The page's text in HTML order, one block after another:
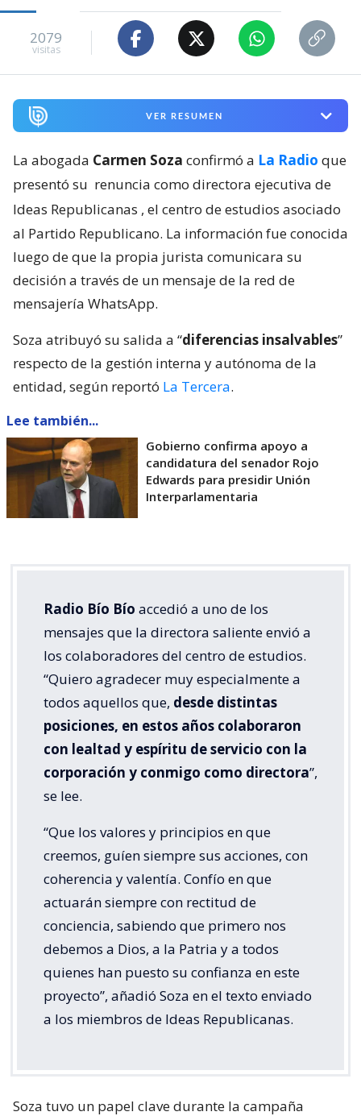
2079
visitas
VER RESUMEN
La abogada Carmen Soza confirmó a La Radio que
presentó su renuncia como directora ejecutiva de
Ideas Republicanas , el centro de estudios asociado
al Partido Republicano. La información fue conocida
luego de que la propia jurista comunicara su
decisión a través de un mensaje de la red de
mensajería WhatsApp.
Soza atribuyó su salida a “diferencias insalvables”
respecto de la gestión interna y autónoma de la
entidad, según reportó La Tercera.
Lee también...
Gobierno confirma apoyo a
candidatura del senador Rojo
Edwards para presidir Unión
Interparlamentaria
Radio Bío Bío accedió a uno de los
mensajes que la directora saliente envió a
los colaboradores del centro de estudios.
“Quiero agradecer muy especialmente a
todos aquellos que, desde distintas
posiciones, en estos años colaboraron
con lealtad y espíritu de servicio con la
corporación y conmigo como directora”,
se lee.
“Que los valores y principios en que
creemos, guíen siempre sus acciones, con
coherencia y valentía. Confío en que
actuarán siempre con rectitud de
conciencia, sabiendo que primero nos
debemos a Dios, a la Patria y a todos
quienes han puesto su confianza en este
proyecto”, añadió Soza en el texto enviado
a los miembros de Ideas Republicanas.
Soza tuvo un papel clave durante la campaña